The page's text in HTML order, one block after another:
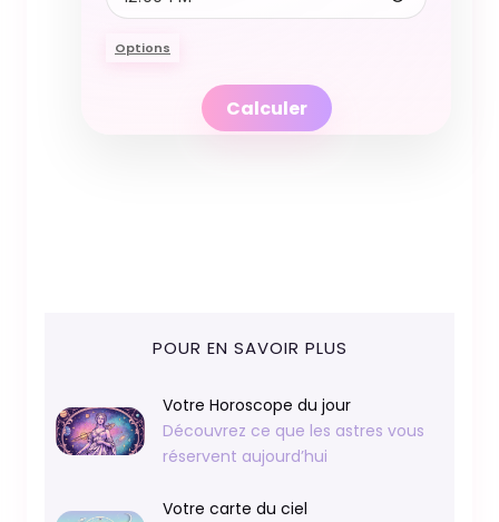
Options
Calculer
POUR EN SAVOIR PLUS
Votre Horoscope du jour
Découvrez ce que les astres vous
réservent aujourd’hui
Votre carte du ciel